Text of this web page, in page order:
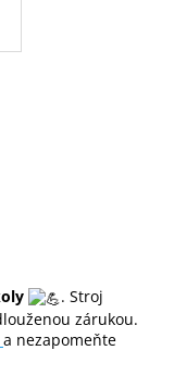
. Stroj
zárukou.
a nezapomeňte